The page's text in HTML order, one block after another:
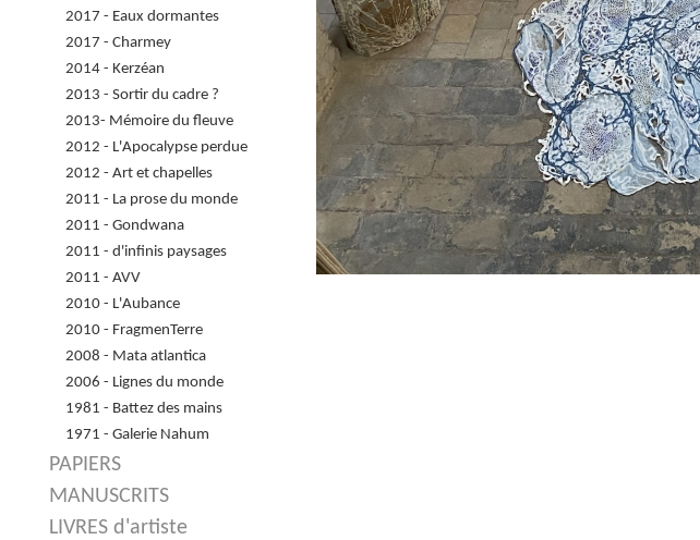
2017 - Eaux dormantes
2017 - Charmey
2014 - Kerzéan
2013 - Sortir du cadre ?
2013- Mémoire du fleuve
2012 - L'Apocalypse perdue
2012 - Art et chapelles
2011 - La prose du monde
2011 - Gondwana
2011 - d'infinis paysages
2011 - AVV
2010 - L'Aubance
2010 - FragmenTerre
2008 - Mata atlantica
2006 - Lignes du monde
1981 - Battez des mains
1971 - Galerie Nahum
PAPIERS
MANUSCRITS
LIVRES d'artiste